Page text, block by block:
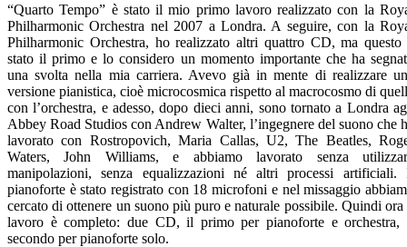
“Quarto Tempo” è stato il mio primo lavoro realizzato con la
Philharmonic Orchestra nel 2007 a Londra. A seguire, con la
Philharmonic Orchestra, ho realizzato altri quattro CD, ma questo
stato il primo e lo considero un momento importante che ha
una svolta nella mia carriera. Avevo già in mente di realizzare
versione pianistica, cioè microcosmica rispetto al macrocosmo di
con l’orchestra, e adesso, dopo dieci anni, sono tornato a Londra
Abbey Road Studios con Andrew Walter, l’ingegnere del suono che
lavorato con Rostropovich, Maria Callas, U2, The Beatles,
Waters, John Williams, e abbiamo lavorato senza
manipolazioni, senza equalizzazioni né altri processi artificiali.
pianoforte è stato registrato con 18 microfoni e nel missaggio
cercato di ottenere un suono più puro e naturale possibile. Quindi
lavoro è completo: due CD, il primo per pianoforte e orchestra,
secondo per pianoforte solo.